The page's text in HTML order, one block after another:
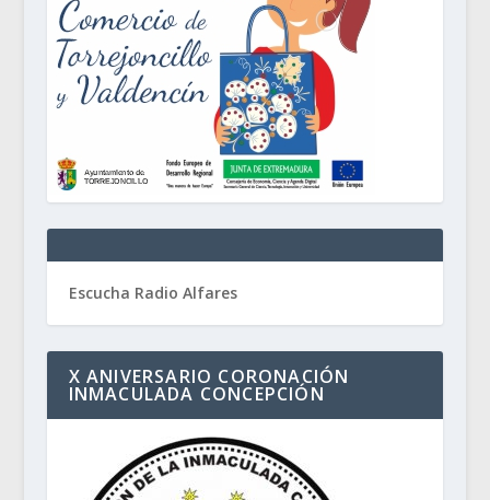
Escucha Radio Alfares
X ANIVERSARIO CORONACIÓN
INMACULADA CONCEPCIÓN